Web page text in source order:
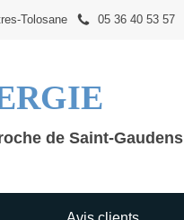
05 36 40 53 57
Tolosane
de Saint-Gaudens